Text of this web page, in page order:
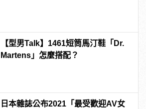
【型男Talk】1461短筒馬汀鞋「Dr.
Martens」怎麼搭配？
日本雜誌公布2021「最受歡迎AV女